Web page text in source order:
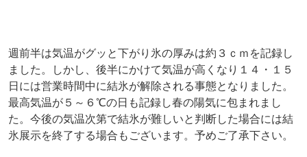
週前半は気温がグッと下がり氷の厚みは約３ｃｍを記録し
ました。しかし、後半にかけて気温が高くなり１４・１５
日には営業時間中に結氷が解除される事態となりました。
最高気温が５～６℃の日も記録し春の陽気に包まれまし
た。今後の気温次第で結氷が難しいと判断した場合には結
氷展示を終了する場合もございます。予めご了承下さい。